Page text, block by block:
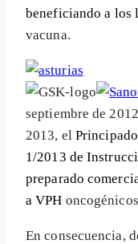
beneficiando a los
vacuna.
septiembre de
2013, el
1/2013 de
preparado
a VPH
En consecuencia,